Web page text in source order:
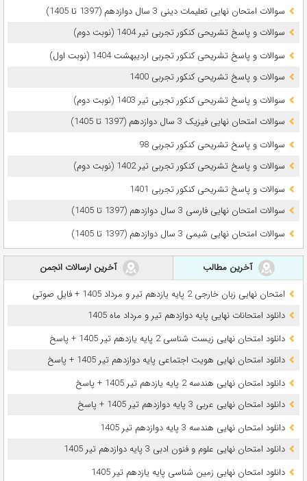
سوالات امتحان نهایی تعلیمات دینی 3 سال دوازدهم (1397 تا 1405)
سوالات و پاسخ تشریحی کنکور تجربی تیر 1404 (نوبت دوم)
سوالات و پاسخ تشریحی کنکور تجربی اردیبهشت 1404 (نوبت اول)
سوالات و پاسخ تشریحی کنکور تجربی 1400
سوالات و پاسخ تشریحی کنکور تجربی تیر 1403 (نوبت دوم)
سوالات امتحان نهایی فیزیک 3 سال دوازدهم (1397 تا 1405)
سوالات و پاسخ تشریحی کنکور تجربی 98
سوالات و پاسخ تشریحی کنکور تجربی تیر 1402 (نوبت دوم)
سوالات و پاسخ تشریحی کنکور تجربی 1401
سوالات امتحان نهایی فارسی 3 سال دوازدهم (1397 تا 1405)
سوالات امتحان نهایی شیمی 3 سال دوازدهم (1397 تا 1405)
آخرین مطالب
آخرین ارسالات انجمن
امتحان نهایی زبان خارجی 2 پایه یازدهم تیر و مرداد 1405 + فایل صوتی
دانلود امتحانات نهایی پایه دوازدهم تیر و مرداد ماه 1405
دانلود امتحان نهایی زیست شناسی 2 پایه یازدهم تیر 1405 + پاسخ
دانلود امتحان نهایی هویت اجتماعی پایه دوازدهم تیر 1405 + پاسخ
دانلود امتحان نهایی هندسه 2 پایه یازدهم تیر 1405 + پاسخ
دانلود امتحان نهایی عربی 3 پایه دوازدهم تیر 1405 + پاسخ
دانلود امتحان نهایی هندسه 3 پایه دوازدهم تیر 1405
دانلود امتحان نهایی علوم و فنون ادبی 3 پایه دوازدهم تیر 1405
دانلود امتحان نهایی زمین شناسی پایه یازدهم تیر 1405